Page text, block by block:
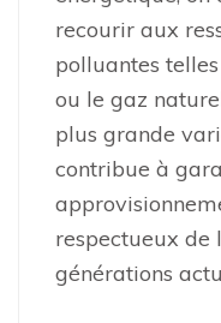
recourir aux
polluantes
ou le gaz
plus grande
contribue à
respectueux de
générations